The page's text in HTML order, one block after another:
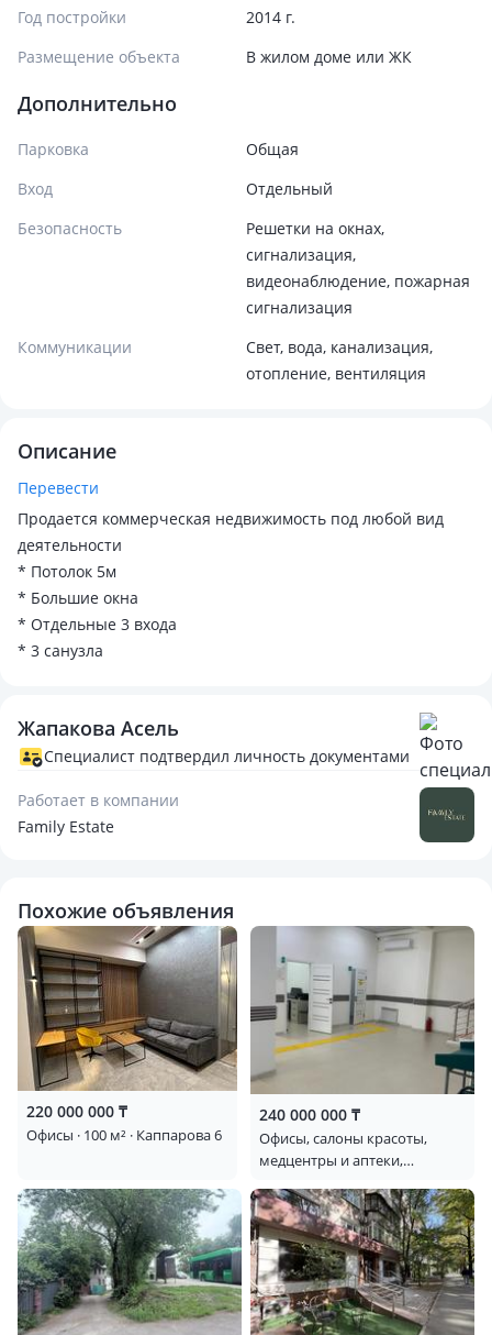
Год постройки
2014 г.
Размещение объекта
В жилом доме или ЖК
Дополнительно
Парковка
Общая
Вход
Отдельный
Безопасность
Решетки на окнах,
сигнализация,
видеонаблюдение, пожарная
сигнализация
Коммуникации
Свет, вода, канализация,
отопление, вентиляция
Описание
Перевести
Продается коммерческая недвижимость под любой вид
деятельности
* Потолок 5м
* Большие окна
* Отдельные 3 входа
* 3 санузла
Жапакова Асель
Специалист подтвердил личность документами
Работает в компании
Family Estate
Похожие объявления
220 000 000 ₸
Офисы · 100 м² · Каппарова 6
240 000 000 ₸
Офисы, салоны красоты,
медцентры и аптеки,
Алтын Орда 6/3